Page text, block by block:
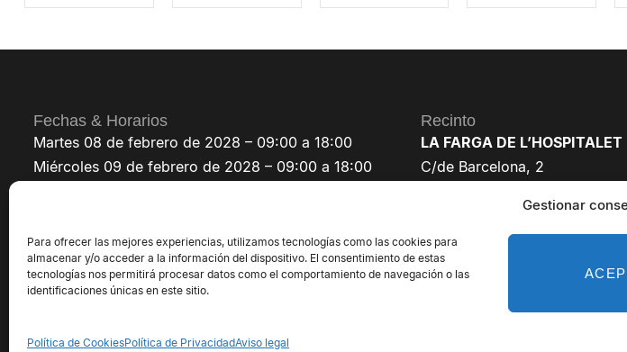
Gestionar
Para ofrecer las mejores experiencias, utilizamos tecnologías como las cookies para
almacenar y/o acceder a la información del dispositivo. El consentimiento de estas
tecnologías nos permitirá procesar datos como el comportamiento de navegación o las
identificaciones únicas en este sitio.
Política de CookiesPolítica de PrivacidadAviso legal
Fechas & Horarios
Martes 08 de febrero de 2028 – 09:00 a 18:00
Miércoles 09 de febrero de 2028 – 09:00 a 18:00
Recinto
LA FARGA DE L’HOSPITALET
C/de Barcelona, 2
©2026 Exposolidos® - Todos los derechos reservados - Organiza: PROFEI SL –
Política de Privacidad de Datos